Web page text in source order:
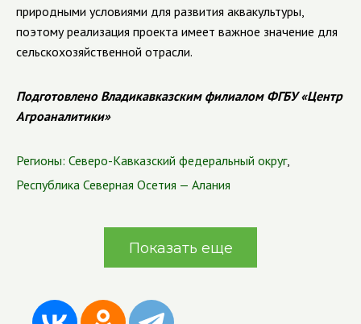
природными условиями для развития аквакультуры,
поэтому реализация проекта имеет важное значение для
сельскохозяйственной отрасли.
Подготовлено Владикавказским филиалом ФГБУ «Центр
Агроаналитики»
Регионы: Северо-Кавказский федеральный округ,
Республика Северная Осетия — Алания
Показать еще